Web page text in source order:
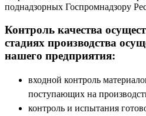
поднадзорных Госпромнадзору
Контроль качества
стадиях производства
нашего предприятия:
входной контроль
поступающих на
контроль и испытания